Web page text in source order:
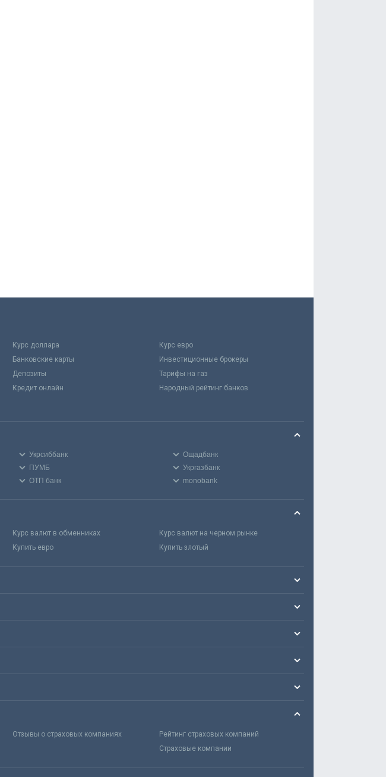
Курс доллара
Курс евро
Банковские карты
Инвестиционные брокеры
Депозиты
Тарифы на газ
Кредит онлайн
Народный рейтинг банков
Укрсиббанк
Ощадбанк
ПУМБ
Укргазбанк
ОТП банк monobank
Курс валют в обменниках
Курс валют на черном рынке
Купить евро Купить злотый
Отзывы о страховых компаниях
Рейтинг страховых компаний
Страховые компании